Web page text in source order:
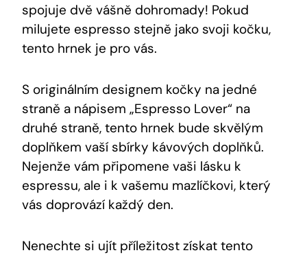
spojuje dvě vášně dohromady! Pokud
milujete espresso stejně jako svoji kočku,
tento hrnek je pro vás.
S originálním designem kočky na jedné
straně a nápisem „Espresso Lover“ na
druhé straně, tento hrnek bude skvělým
doplňkem vaší sbírky kávových doplňků.
Nejenže vám připomene vaši lásku k
espressu, ale i k vašemu mazlíčkovi, který
vás doprovází každý den.
Nenechte si ujít příležitost získat tento